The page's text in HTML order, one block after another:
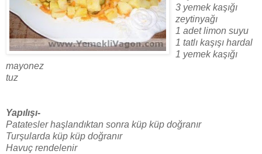
3 yemek kaşığı
zeytinyağı
1 adet limon suyu
1 tatlı kaşışı hardal
1 yemek kaşığı
mayonez
tuz
Yapılışı-
Patatesler haşlandıktan sonra küp küp doğranır
Turşularda küp küp doğranır
Havuç rendelenir